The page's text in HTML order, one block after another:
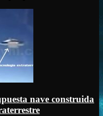
nave construida